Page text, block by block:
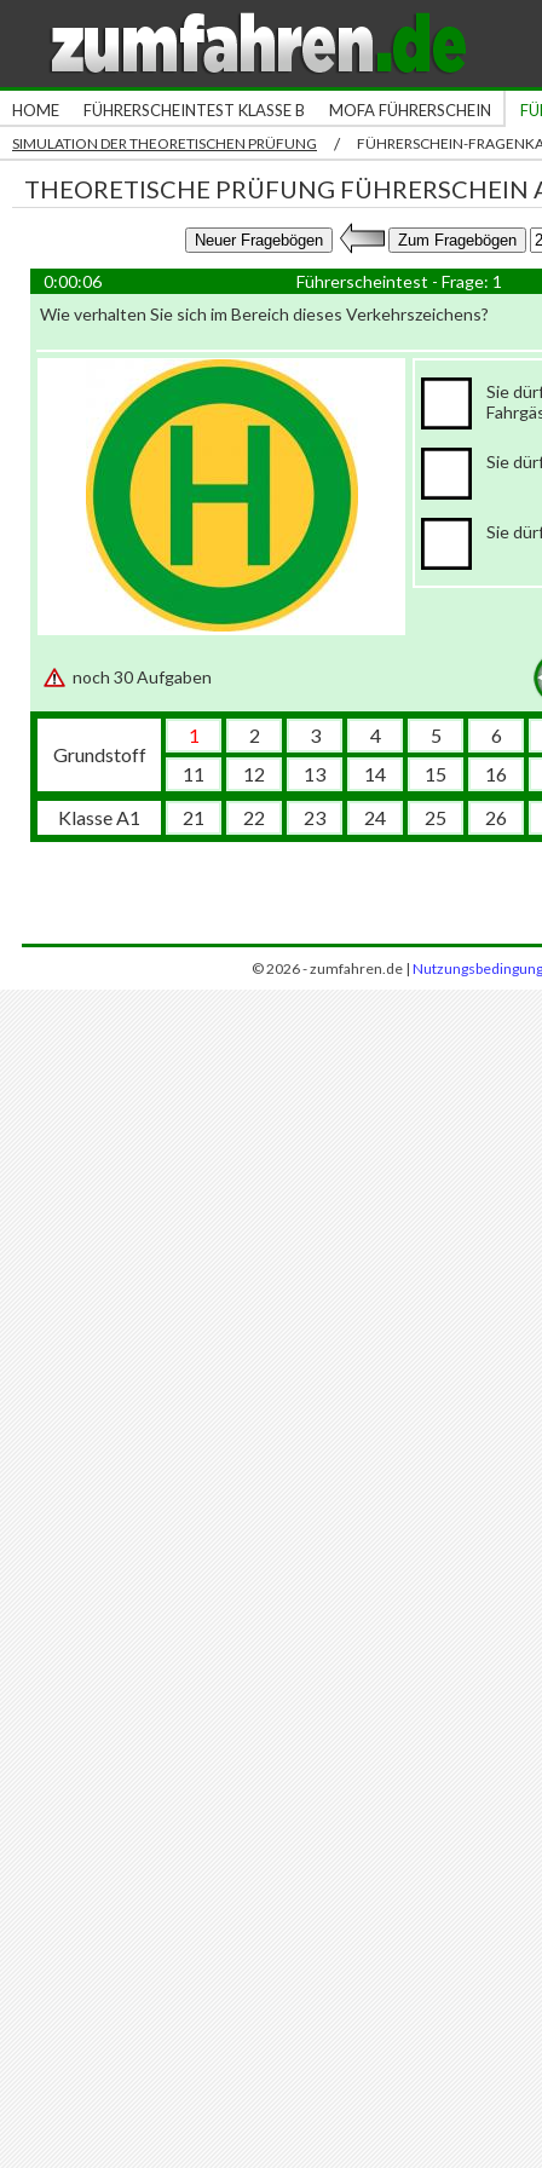
HOME FÜHRERSCHEINTEST KLASSE B MOFA FÜHRERSCHEIN
SIMULATION DER THEORETISCHEN PRÜFUNG / FÜHRERSCHEIN-
THEORETISCHE PRÜFUNG FÜHRERSCHEIN
0:00:06
Führerscheintest - Frage: 1
Wie verhalten Sie sich im Bereich dieses Verkehrszeichens?
Sie
Sie
Sie
noch 30 Aufgaben
Grundstoff
1 2 3 4 5
6
11
12 13 14 15
16
Klasse A1
21 22 23 24 25 26
© 2026 - zumfahren.de |